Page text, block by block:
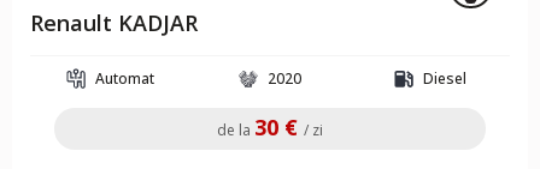
Renault KADJAR
Automat 2020 Diesel
de la 30 € / zi